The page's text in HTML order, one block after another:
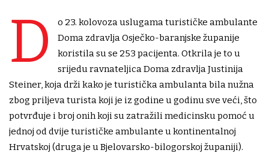
D
o 23. kolovoza uslugama turističke ambulante
Doma zdravlja Osječko-baranjske županije
koristila su se 253 pacijenta. Otkrila je to u
srijedu ravnateljica Doma zdravlja Justinija
Steiner, koja drži kako je turistička ambulanta bila nužna
zbog priljeva turista koji je iz godine u godinu sve veći, što
potvrđuje i broj onih koji su zatražili medicinsku pomoć u
jednoj od dvije turističke ambulante u kontinentalnoj
Hrvatskoj (druga je u Bjelovarsko-bilogorskoj županiji).